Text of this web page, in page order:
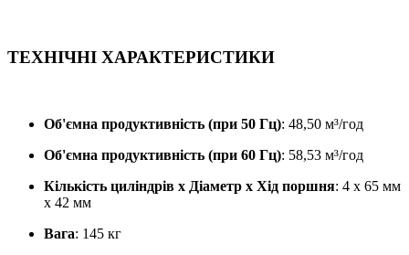
ТЕХНІЧНІ ХАРАКТЕРИСТИКИ
Об'ємна продуктивність (при 50 Гц): 48,50 м³/год
Об'ємна продуктивність (при 60 Гц): 58,53 м³/год
Кількість циліндрів x Діаметр x Хід поршня: 4 x 65 мм
x 42 мм
Вага: 145 кг